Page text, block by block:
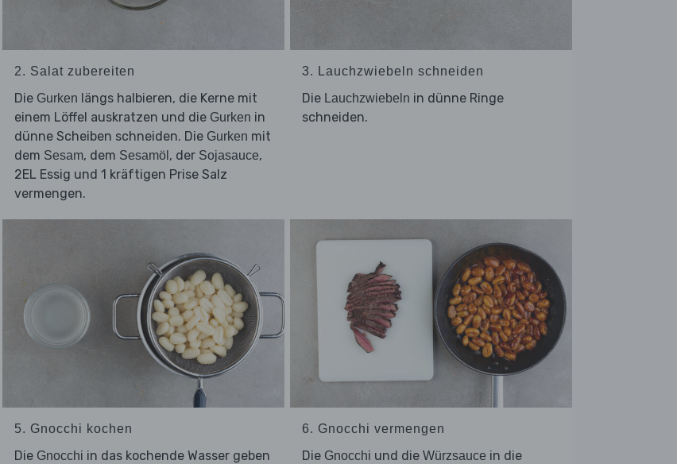
2. Salat zubereiten
Die Gurken längs halbieren, die Kerne mit
einem Löffel auskratzen und die Gurken in
dünne Scheiben schneiden. Die Gurken mit
dem Sesam, dem Sesamöl , der Sojasauce,
2EL Essig und 1 kräftigen Prise Salz
vermengen.
3. Lauchzwiebeln schneiden
Die Lauchzwiebeln in dünne Ringe
schneiden.
5. Gnocchi kochen
Die Gnocchi in das kochende Wasser geben
6. Gnocchi vermengen
Die Gnocchi und die Würzsauce in die